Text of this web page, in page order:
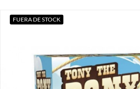
FUERA DE STOCK